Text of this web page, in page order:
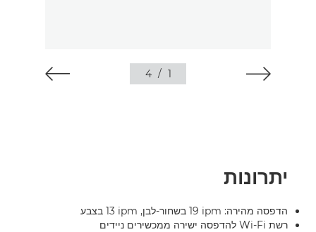
1
/
4
יתרונות
הדפסה מהירה: ‎19 ipm בשחור-לבן, ‎13 ipm בצבע
רשת Wi-Fi להדפסה ישירה ממכשירים ניידים